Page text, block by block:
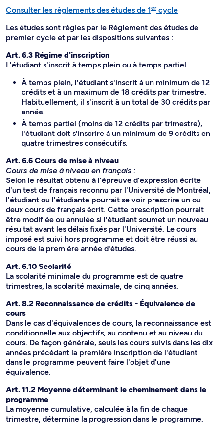
Consulter les règlements des études de 1ercycle
Les études sont régies par le Règlement des études de
premier cycle et par les dispositions suivantes :
Art. 6.3 Régime d'inscription
L'étudiant s'inscrit à temps plein ou à temps partiel.
À temps plein, l'étudiant s'inscrit à un minimum de 12
crédits et à un maximum de 18 crédits par trimestre.
Habituellement, il s'inscrit à un total de 30 crédits par
année.
À temps partiel (moins de 12 crédits par trimestre),
l'étudiant doit s'inscrire à un minimum de 9 crédits en
quatre trimestres consécutifs.
Art. 6.6 Cours de mise à niveau
Cours de mise à niveau en français :
Selon le résultat obtenu à l'épreuve d'expression écrite
d'un test de français reconnu par l'Université de Montréal,
l'étudiant ou l'étudiante pourrait se voir prescrire un ou
deux cours de français écrit. Cette prescription pourrait
être modifiée ou annulée si l'étudiant soumet un nouveau
résultat avant les délais fixés par l'Université. Le cours
imposé est suivi hors programme et doit être réussi au
cours de la première année d'études.
Art. 6.10 Scolarité
La scolarité minimale du programme est de quatre
trimestres, la scolarité maximale, de cinq années.
Art. 8.2 Reconnaissance de crédits - Équivalence de
cours
Dans le cas d'équivalences de cours, la reconnaissance est
conditionnelle aux objectifs, au contenu et au niveau du
cours. De façon générale, seuls les cours suivis dans les dix
années précédant la première inscription de l'étudiant
dans le programme peuvent faire l'objet d'une
équivalence.
Art. 11.2 Moyenne déterminant le cheminement dans le
programme
La moyenne cumulative, calculée à la fin de chaque
trimestre, détermine la progression dans le programme.